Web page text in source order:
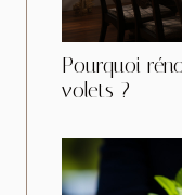
Pourquoi
volets ?